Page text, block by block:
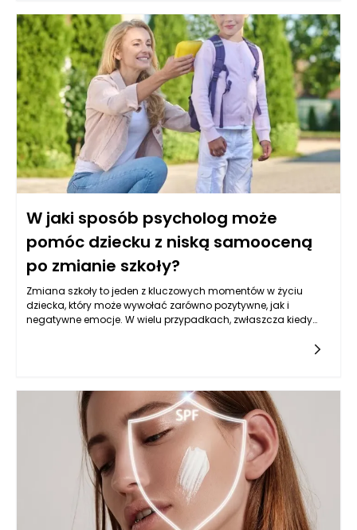
takim rozwiązaniu, dlatego meble na wymiar Bielsko-Biała
powinny być projektowane z uwzględnieniem proporcji
pomieszczenia, wysokości sufitu, ilości światła i rzeczywistych
potrzeb domowników. Wysoka zabudowa może dodać
wnętrzu elegancji, ale może też je optycznie obciążyć, jeśli
zostanie źle dobrana kolorystycznie lub konstrukcyjnie.
Najlepszy efekt powstaje wtedy, gdy funkcjonalność nie
dominuje nad estetyką, a każdy element ma swoje logiczne
uzasadnienie.
W jaki sposób psycholog może
pomóc dziecku z niską samooceną
po zmianie szkoły?
Zmiana szkoły to jeden z kluczowych momentów w życiu
dziecka, który może wywołać zarówno pozytywne, jak i
negatywne emocje. W wielu przypadkach, zwłaszcza kiedy
wsparcie, które może pomóc dziecku przystosować się do
nowych warunków. Przez różnorodne techniki i podejścia
psychoterapeutyczne, psychoterapeuta pomaga dzieciom
zbudować zdrowsze poczucie siebie i zrozumieć swoje
emocje, co jest niezbędne dla ich prawidłowego rozwoju.